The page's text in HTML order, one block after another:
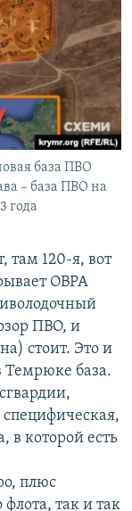
база ПВО
– база ПВО на
года
там 120-я, вот
ОВРА
ПВО, и
стоит. Это и
база.
в которой есть
плюс
так и так